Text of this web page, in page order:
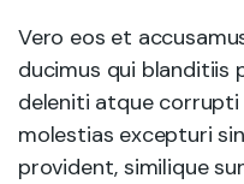
Vero eos et
ducimus qui blanditiis
deleniti atque
molestias excepturi
provident, similique